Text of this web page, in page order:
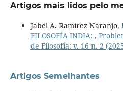
Artigos mais lidos pelo
Jabel A. Ramírez Naranjo,
FILOSOFÍA INDIA: ,
de Filosofia: v. 16 n. 2
Artigos Semelhantes